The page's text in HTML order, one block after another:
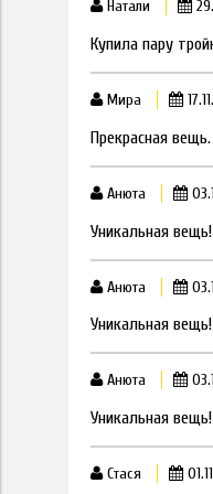
Натали
Купила пару
Мира
Прекрасная
Анюта
Уникальная
Анюта
Уникальная
Анюта
Уникальная
Стася